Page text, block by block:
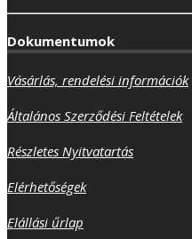
Dokumentumok
Vásárlás, rendelési információk
Általános Szerződési Feltételek
Részletes Nyitvatartás
Elérhetőségek
Elállási űrlap